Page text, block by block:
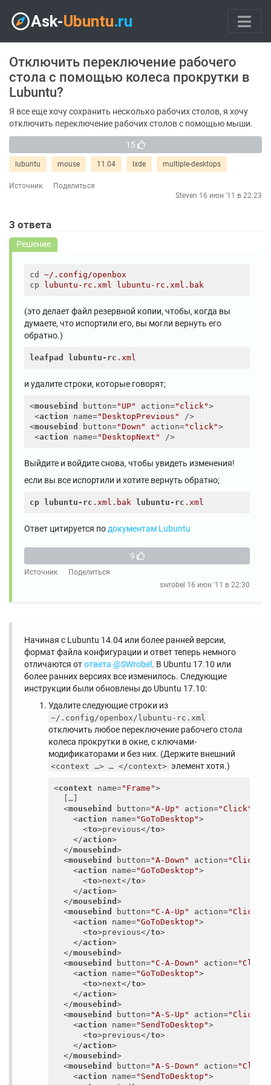
Отключить переключение рабочего
стола с помощью колеса прокрутки в
Lubuntu?
Я все еще хочу сохранить несколько рабочих столов, я хочу
отключить переключение рабочих столов с помощью мыши.
15
lubuntu mouse 11.04 lxde multiple-desktops
Источник
Поделиться
Steven 16 июн '11 в 22:23
3 ответа
Решение
cd
~/.config/openbox
cp
lubuntu-rc.xml lubuntu-rc.xml.bak
(это делает файл резервной копии, чтобы, когда вы
думаете, что испортили его, вы могли вернуть его
обратно.)
leafpad lubuntu-rc .xml
и удалите строки, которые говорят;
<mousebind button="UP" action="click">
<action name="DesktopPrevious"
/>
<mousebind button="Down" action="click">
<action name="DesktopNext" />
Выйдите и войдите снова, чтобы увидеть изменения!
если вы все испортили и хотите вернуть обратно;
cp lubuntu-rc .xml .bak lubuntu-rc .xml
Ответ цитируется подокументам Lubuntu
9
Источник
Поделиться
swrobel 16 июн '11 в 22:30
Начиная с Lubuntu 14.04 или более ранней версии,
формат файла конфигурации и ответ теперь немного
отличаются отответа @SWrobel . В Ubuntu 17.10 или
более ранних версиях все изменилось. Следующие
инструкции были обновлены до Ubuntu 17.10:
Удалите следующие строки из
~/.config/openbox/lubuntu-rc.xml
отключить любое переключение рабочего стола
колеса прокрутки в окне, с ключами-
модификаторами и без них. (Держите внешний
<context …> … </context> элемент хотя.)
<context name="Frame">
  […]
<mousebind button="A-Up" action="Click"
<action name="GoToDesktop">
<to>previous</to>
</action>
</mousebind>
<mousebind button="A-Down" action="Click"
<action name="GoToDesktop">
<to>next</to>
</action>
</mousebind>
<mousebind button="C-A-Up" action="Click"
<action name="GoToDesktop">
<to>previous</to>
</action>
</mousebind>
<mousebind button="C-A-Down" action=
<action name="GoToDesktop">
<to>next</to>
</action>
</mousebind>
<mousebind button="A-S-Up" action="Click"
<action name="SendToDesktop">
<to>previous</to>
</action>
</mousebind>
<mousebind button="A-S-Down" action=
<action name="SendToDesktop">